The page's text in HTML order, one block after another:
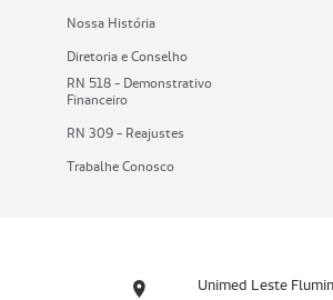
Nossa História
Diretoria e Conselho
RN 518 - Demonstrativo
Financeiro
RN 309 - Reajustes
Trabalhe Conosco
Unimed Leste